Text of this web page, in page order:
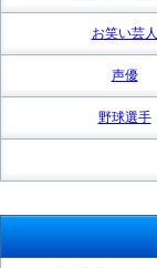
お笑い芸人
声優
野球選手